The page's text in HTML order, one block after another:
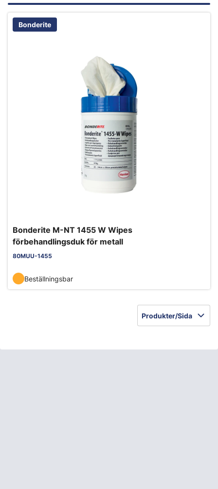
Bonderite
Bonderite M-NT 1455 W Wipes
förbehandlingsduk för metall
80MUU-1455
Beställningsbar
Produkter/Sida